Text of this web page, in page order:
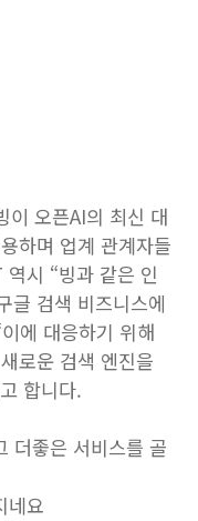
이 오픈AI의 최신 대
하며 업계 관계자들
시 “빙과 같은 인
글 검색 비즈니스에
에 대응하기 위해
로운 검색 엔진을
합니다.
더좋은 서비스를 골
네요